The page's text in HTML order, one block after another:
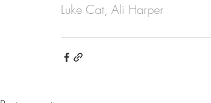
Luke Cat, Ali Harper